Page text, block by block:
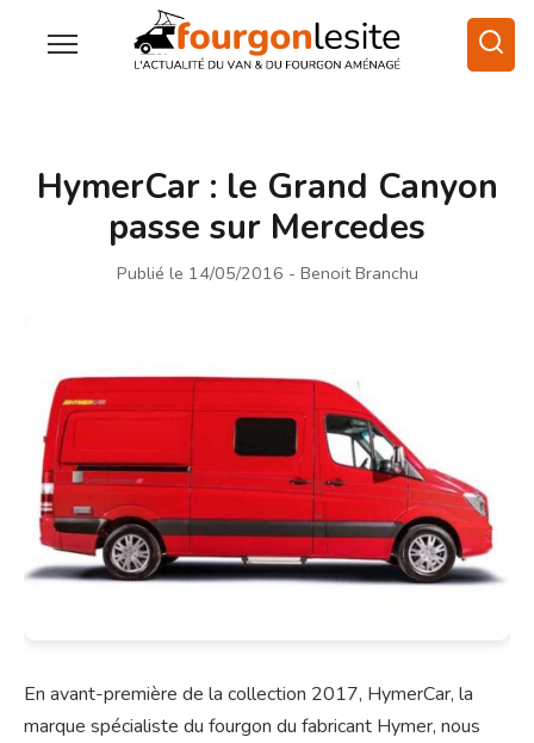
HymerCar : le Grand Canyon
passe sur Mercedes
Publié le 14/05/2016 - Benoit Branchu
En avant-première de la collection 2017, HymerCar, la
marque spécialiste du fourgon du fabricant Hymer, nous